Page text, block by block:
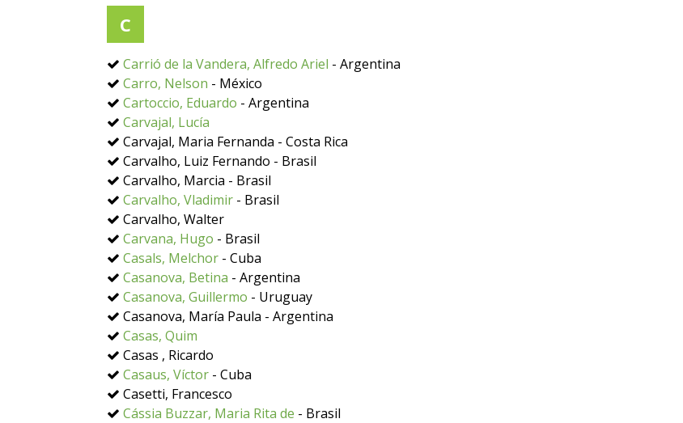
C
Carrió de la Vandera, Alfredo Ariel - Argentina
Carro, Nelson - México
Cartoccio, Eduardo - Argentina
Carvajal, Lucía
Carvajal, Maria Fernanda - Costa Rica
Carvalho, Luiz Fernando - Brasil
Carvalho, Marcia - Brasil
Carvalho, Vladimir - Brasil
Carvalho, Walter
Carvana, Hugo - Brasil
Casals, Melchor - Cuba
Casanova, Betina - Argentina
Casanova, Guillermo - Uruguay
Casanova, María Paula - Argentina
Casas, Quim
Casas , Ricardo
Casaus, Víctor - Cuba
Casetti, Francesco
Cássia Buzzar, Maria Rita de - Brasil